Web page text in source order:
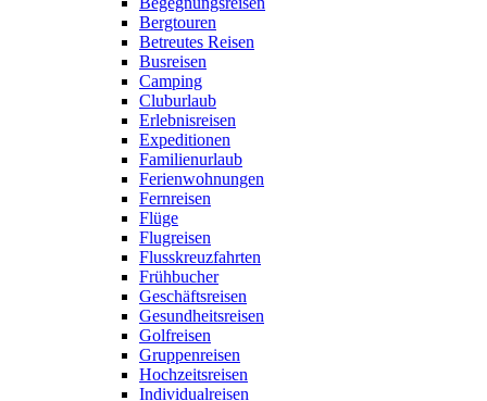
Bergtouren
Betreutes Reisen
Busreisen
Camping
Cluburlaub
Erlebnisreisen
Expeditionen
Familienurlaub
Ferienwohnungen
Fernreisen
Flüge
Flugreisen
Flusskreuzfahrten
Frühbucher
Geschäftsreisen
Gesundheitsreisen
Golfreisen
Gruppenreisen
Hochzeitsreisen
Individualreisen